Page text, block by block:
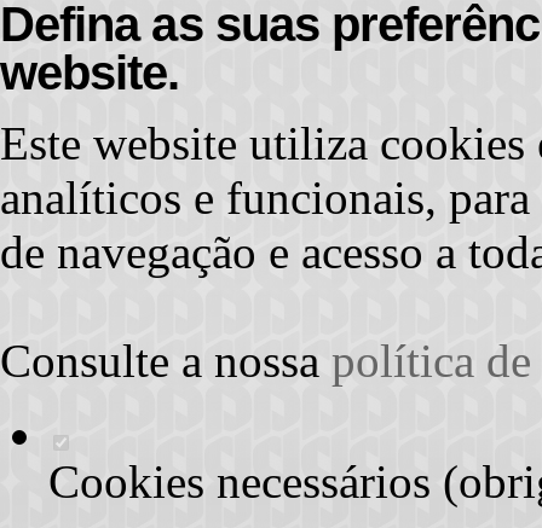
Defina as suas
website.
Este website utiliza cookies
analíticos e funcionais,
de navegação e acesso a
Consulte a nossa política de
Cookies necessários